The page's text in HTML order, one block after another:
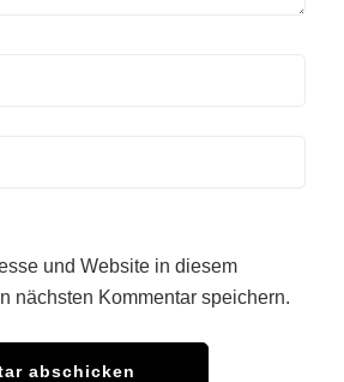
und Website in diesem
nächsten Kommentar speichern.